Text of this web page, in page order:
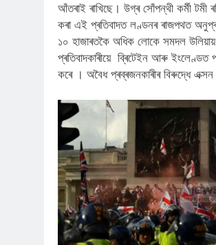
আঁতৰাই ৰাখিছে। উগ্ৰ সোঁপন্থী কৰ্মী টমী
কৰা এই প্ৰতিবাদত লণ্ডনৰ ৰাজপথত
১০ হাজাৰতকৈ অধিক লোকে সমদল
প্ৰতিবাদকাৰীয়ে ব্ৰিটেইন আৰু
কৰে । অবৈধ প্ৰব্ৰজনকাৰীৰ বিৰুদ্ধে এক্সন